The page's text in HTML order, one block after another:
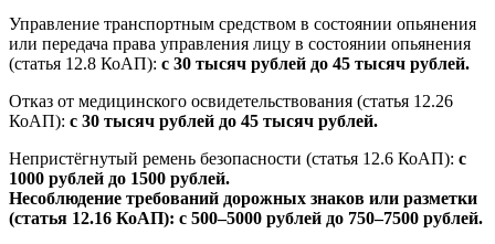
Управление транспортным средством в состоянии опьянения
или передача права управления лицу в состоянии опьянения
(статья 12.8 КоАП): с 30 тысяч рублей до 45 тысяч рублей.
Отказ от медицинского освидетельствования (статья 12.26
КоАП): с 30 тысяч рублей до 45 тысяч рублей.
Непристёгнутый ремень безопасности (статья 12.6 КоАП): с
1000 рублей до 1500 рублей.
Несоблюдение требований дорожных знаков или разметки
(статья 12.16 КоАП): с 500–5000 рублей до 750–7500 рублей.